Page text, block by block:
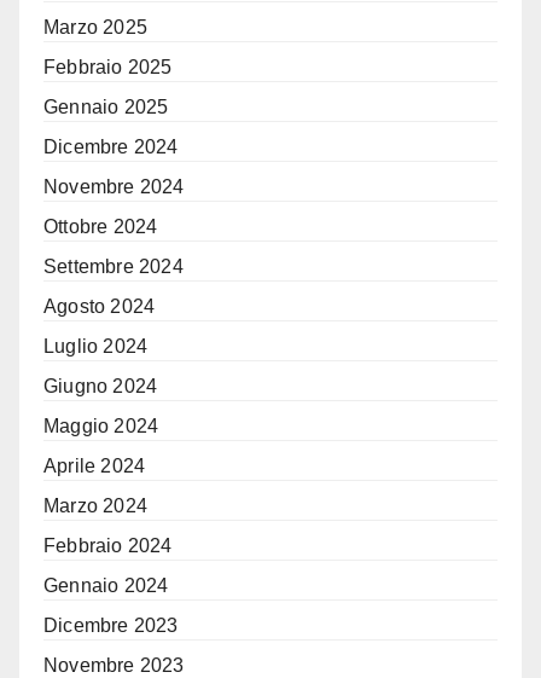
Marzo 2025
Febbraio 2025
Gennaio 2025
Dicembre 2024
Novembre 2024
Ottobre 2024
Settembre 2024
Agosto 2024
Luglio 2024
Giugno 2024
Maggio 2024
Aprile 2024
Marzo 2024
Febbraio 2024
Gennaio 2024
Dicembre 2023
Novembre 2023